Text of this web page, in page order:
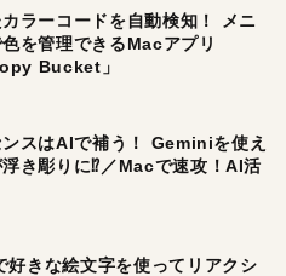
ラーコードを自動検知！ メニ
を管理できるMacアプリ
Bucket」
スはAIで補う！ Geminiを使え
き彫りに⁉︎／Macで速攻！AI活
好きな絵文字を使ってリアクシ